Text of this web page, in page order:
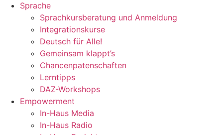
Sprache
Sprachkursberatung und Anmeldung
Integrationskurse
Deutsch für Alle!
Gemeinsam klappt’s
Chancenpatenschaften
Lerntipps
DAZ-Workshops
Empowerment
In-Haus Media
In-Haus Radio